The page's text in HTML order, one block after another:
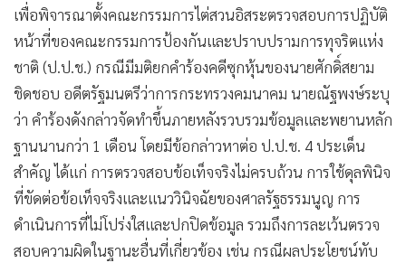
เพื่อพิจารณาตั้งคณะกรรมการไต่สวนอิสระตรวจสอบการปฏิบัติ
หน้าที่ของคณะกรรมการป้องกันและปราบปรามการทุจริตแห่ง
ชาติ (ป.ป.ช.) กรณีมีมติยกคำร้องคดีซุกหุ้นของนายศักดิ์สยาม
ชิดชอบ อดีตรัฐมนตรีว่าการกระทรวงคมนาคม นายณัฐพงษ์ระบุ
ว่า คำร้องดังกล่าวจัดทำขึ้นภายหลังรวบรวมข้อมูลและพยานหลัก
ฐานนานกว่า 1 เดือน โดยมีข้อกล่าวหาต่อ ป.ป.ช. 4 ประเด็น
สำคัญ ได้แก่ การตรวจสอบข้อเท็จจริงไม่ครบถ้วน การใช้ดุลพินิจ
ที่ขัดต่อข้อเท็จจริงและแนววินิจฉัยของศาลรัฐธรรมนูญ การ
ดำเนินการที่ไม่โปร่งใสและปกปิดข้อมูล รวมถึงการละเว้นตรวจ
สอบความผิดในฐานะอื่นที่เกี่ยวข้อง เช่น กรณีผลประโยชน์ทับ